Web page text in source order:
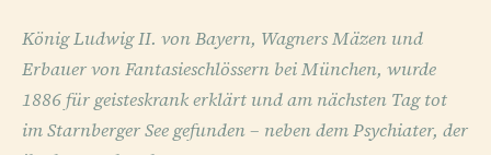
König Ludwig II. von Bayern, Wagners Mäzen und
Erbauer von Fantasieschlössern bei München, wurde
1886 für geisteskrank erklärt und am nächsten Tag tot
im Starnberger See gefunden – neben dem Psychiater, der